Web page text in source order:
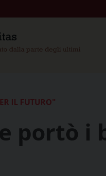
IL FUTURO"
portò i